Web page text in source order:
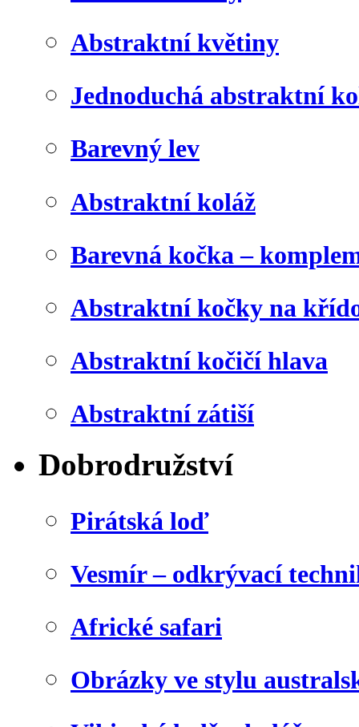
Abstraktní květiny
Jednoduchá abstraktní
Barevný lev
Abstraktní koláž
Barevná kočka –
Abstraktní kočky na
Abstraktní kočičí hlava
Abstraktní zátiší
Dobrodružství
Pirátská loď
Vesmír – odkrývací
Africké safari
Obrázky ve stylu